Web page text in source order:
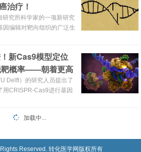
的应用，尤其是在生物医
院动物研究所...
治疗！
究所科学家的一项新研究
因编辑对靶向组织的广泛生
CRISPR基因编辑的安全
在《Gene Therapy》上，
CRISPR-directed gene
新Cas9模型定位
靶概率——朝着更高
Delft）的研究人员提出了
用CRISPR-Cas9进行基因
预测在哪里、有多大概率
研究，题为“A kinetic
加载中...
Reserved. 转化医学网版权所有